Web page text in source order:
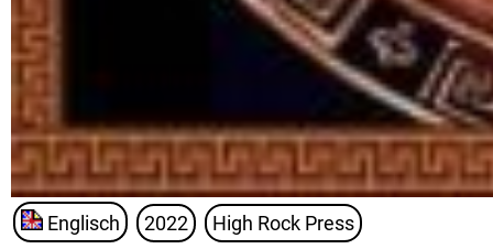
Englisch 2022 High Rock Press